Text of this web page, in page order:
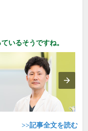
いるそうですね。
>>記事全文を読む